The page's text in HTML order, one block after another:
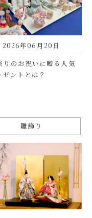
2026年06月20日
りのお祝いに贈る人気
ゼントとは？
雛飾り